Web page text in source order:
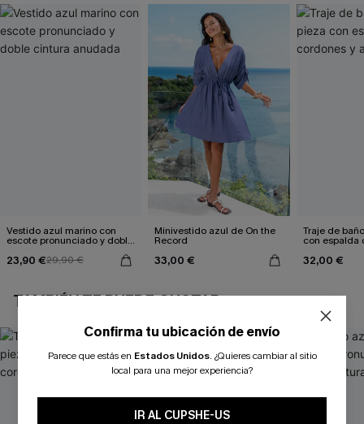
Vestido azul marino con
escote pronunciado y doble
23,90 €29,90 €
Minivestido azul de On the
Record
33,00 €
Traje de
con espalda
32,00 €
TAMBIÉN TE PUEDE GUSTAR
Confirma tu ubicación de envío
Parece que estás en Estados Unidos. ¿Quieres cambiar al sitio
local para una mejor experiencia?
IR AL CUPSHE-US